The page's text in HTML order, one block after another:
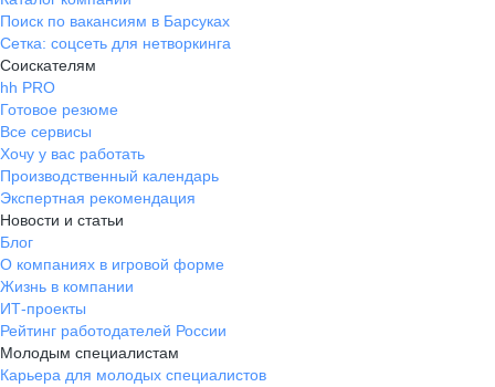
Поиск по вакансиям в Барсуках
Сетка: соцсеть для нетворкинга
Соискателям
hh PRO
Готовое резюме
Все сервисы
Хочу у вас работать
Производственный календарь
Экспертная рекомендация
Новости и статьи
Блог
О компаниях в игровой форме
Жизнь в компании
ИТ-проекты
Рейтинг работодателей России
Молодым специалистам
Карьера для молодых специалистов